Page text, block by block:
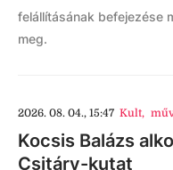
felállításának befejezése
meg.
2026. 08. 04., 15:47 Kult,
Kocsis Balázs
Csitáry-kutat